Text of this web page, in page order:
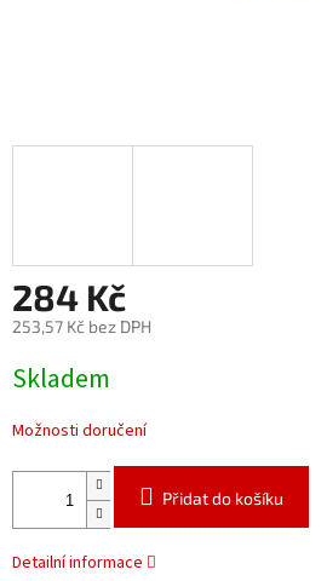
284 Kč
253,57 Kč bez DPH
cena:
Skladem
Možnosti doručení
Přidat do košíku
Detailní informace